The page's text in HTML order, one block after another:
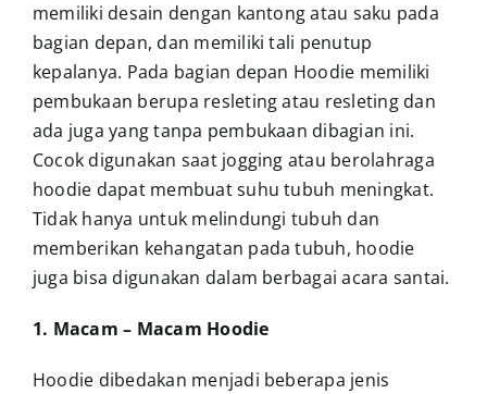
memiliki desain dengan kantong atau saku pada
bagian depan, dan memiliki tali penutup
kepalanya. Pada bagian depan Hoodie memiliki
pembukaan berupa resleting atau resleting dan
ada juga yang tanpa pembukaan dibagian ini.
Cocok digunakan saat jogging atau berolahraga
hoodie dapat membuat suhu tubuh meningkat.
Tidak hanya untuk melindungi tubuh dan
memberikan kehangatan pada tubuh, hoodie
juga bisa digunakan dalam berbagai acara santai.
1. Macam – Macam Hoodie
Hoodie dibedakan menjadi beberapa jenis